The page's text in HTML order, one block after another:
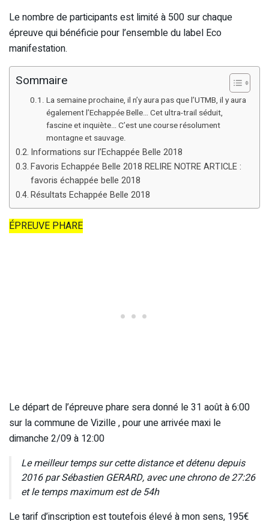
Le nombre de participants est limité à 500 sur chaque
épreuve qui bénéficie pour l’ensemble du label Eco
manifestation.
Sommaire
La semaine prochaine, il n’y aura pas que l’UTMB, il y aura
également l’Echappée Belle… Cet ultra-trail séduit,
fascine et inquiète… C’est une course résolument
montagne et sauvage.
Informations sur l’Echappée Belle 2018
Favoris Echappée Belle 2018 RELIRE NOTRE ARTICLE :
favoris échappée belle 2018
Résultats Echappée Belle 2018
ÉPREUVE PHARE
Le départ de l’épreuve phare sera donné le 31 août à 6:00
sur la commune de Vizille , pour une arrivée maxi le
dimanche 2/09 à 12:00
Le meilleur temps sur cette distance et détenu depuis
2016 par Sébastien GERARD, avec une chrono de 27:26
et le temps maximum est de 54h
Le tarif d’inscription est toutefois élevé à mon sens, 195€